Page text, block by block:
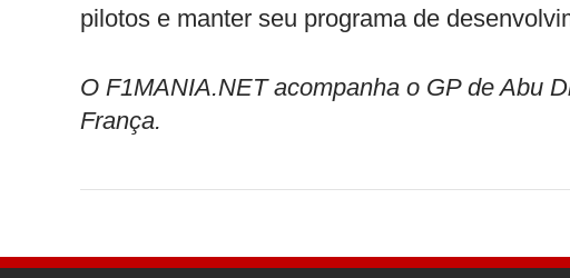
pilotos e manter seu programa de
O F1MANIA.NET acompanha o GP de Abu
França.